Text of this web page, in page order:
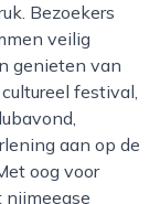
Bezoekers
veilig
genieten van
festival,
aan op de
oog voor